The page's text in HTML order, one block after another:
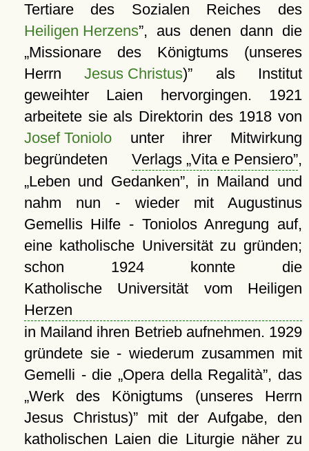
Tertiare des Sozialen Reiches des
Heiligen Herzens , aus denen dann die
Missionare des Königtums (unseres
HerrnJesus Christus)
als Institut
geweihter Laien hervorgingen. 1921
arbeitete sie als Direktorin des 1918 von
Josef Toniolounter ihrer Mitwirkung
begründeten Verlags Vita e Pensiero ,
Leben und Gedanken , in Mailand und
nahm nun - wieder mit Augustinus
Gemellis Hilfe - Toniolos Anregung auf,
eine katholische Universität zu gründen;
schon 1924 konnte die
Katholische Universität vom Heiligen
Herzen
in Mailand ihren Betrieb aufnehmen. 1929
gründete sie - wiederum zusammen mit
Gemelli - die
Opera della Regalità , das
Werk des Königtums (unseres Herrn
Jesus Christus) mit der Aufgabe, den
katholischen Laien die Liturgie näher zu